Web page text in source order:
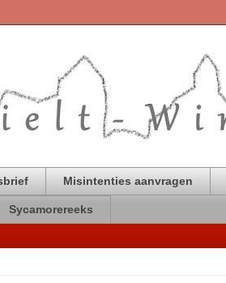
Misintenties aanvragen
Sycamorereeks